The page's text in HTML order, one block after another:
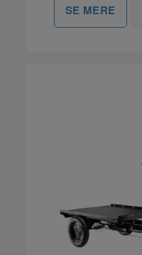
SE MERE